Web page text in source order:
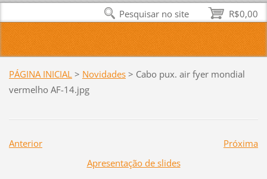
PÁGINA INICIAL > Novidades > Cabo pux. air fyer mondial
vermelho AF-14.jpg
Anterior
Próxima
Apresentação de slides
R$0,00
Pesquisar no site